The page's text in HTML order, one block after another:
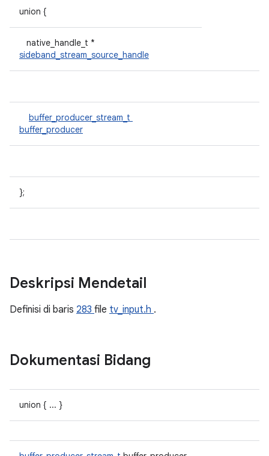
union {
native_handle_t *
sideband_stream_source_handle
buffer_producer_stream_t
buffer_producer
};
Deskripsi Mendetail
Definisi di baris 283 file tv_input.h .
Dokumentasi Bidang
union { ... }